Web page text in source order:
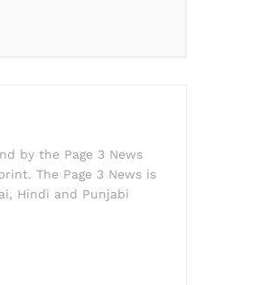
by the Page 3 News
The Page 3 News is
Hindi and Punjabi